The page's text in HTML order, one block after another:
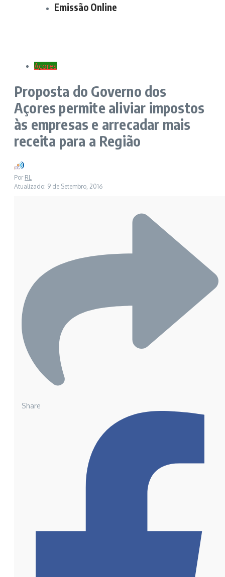
Emissão Online
Açores
Proposta do Governo dos
Açores permite aliviar impostos
às empresas e arrecadar mais
receita para a Região
Por RL
Atualizado: 9 de Setembro, 2016
Share